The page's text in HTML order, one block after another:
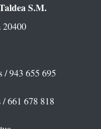
S.M.
20400
/ 943 655 695
/ 661 678 818